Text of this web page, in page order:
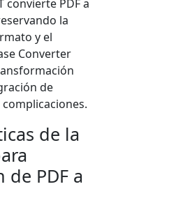
convierte PDF a
la
y el
Converter
de
de la
de PDF a